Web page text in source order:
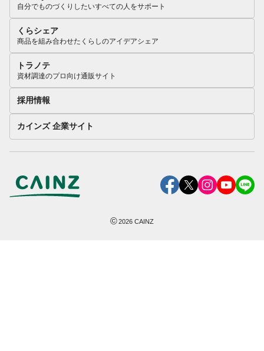
自分でものづくりしたいすべての人をサポート
くらシェア
商品を組み合わせたくらしのアイデアシェア
トラノテ
資材調達のプロ向け通販サイト
採用情報
カインズ 企業サイト
©2026 CAINZ